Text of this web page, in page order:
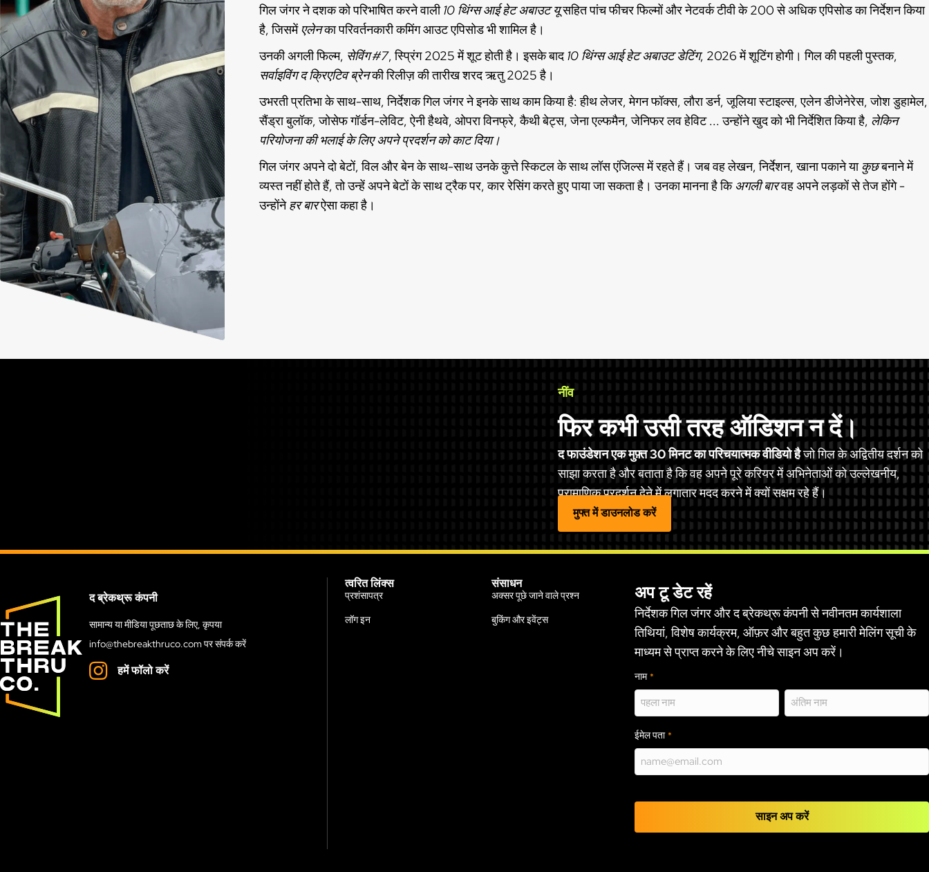
गिल जंगर ने दशक को परिभाषित करने वाली10 थिंग्स आई हेट अबाउट यूसहित पांच फीचर फिल्मों और नेटवर्क टीवी के 200 से अधिक एपिसोड का निर्देशन किया
है, जिसमेंएलेनका परिवर्तनकारी कमिंग आउट एपिसोड भी शामिल है।
उनकी अगली फिल्म, सेविंग #7, स्प्रिंग 2025 में शूट होती है। इसके बाद10 थिंग्स आई हेट अबाउट डेटिंग, 2026 में शूटिंग होगी। गिल की पहली पुस्तक,
सर्वाइविंग द क्रिएटिव ब्रेनकी रिलीज़ की तारीख शरद ऋतु 2025 है।
उभरती प्रतिभा के साथ-साथ, निर्देशक गिल जंगर ने इनके साथ काम किया है: हीथ लेजर, मेगन फॉक्स, लौरा डर्न, जूलिया स्टाइल्स, एलेन डीजेनेरेस, जोश डुहामेल,
सैंड्रा बुलॉक, जोसेफ गॉर्डन-लेविट, ऐनी हैथवे, ओपरा विनफ्रे, कैथी बेट्स, जेना एल्फमैन, जेनिफर लव हेविट ... उन्होंने खुद को भी निर्देशित किया है, लेकिन
परियोजना की भलाई के लिए अपने प्रदर्शन को काट दिया।
गिल जंगर अपने दो बेटों, विल और बेन के साथ-साथ उनके कुत्ते स्किटल के साथ लॉस एंजिल्स में रहते हैं। जब वह लेखन, निर्देशन, खाना पकाने याकुछबनाने में
व्यस्त नहीं होते हैं, तो उन्हें अपने बेटों के साथ ट्रैक पर, कार रेसिंग करते हुए पाया जा सकता है। उनका मानना है कि अगली बारवह अपने लड़कों से तेज होंगे -
उन्होंनेहर बारऐसा कहा है।
नींव
फिर कभी उसी तरह ऑडिशन न दें।
द फाउंडेशन एक मुफ़्त 30 मिनट का परिचयात्मक वीडियो हैजो गिल के अद्वितीय दर्शन को
साझा करता है और बताता है कि वह अपने पूरे करियर में अभिनेताओं को उल्लेखनीय,
प्रामाणिक प्रदर्शन देने में लगातार मदद करने में क्यों सक्षम रहे हैं।
मुफ्त में डाउनलोड करें
द ब्रेकथ्रू कंपनी
सामान्य या मीडिया पूछताछ के लिए, कृपया
info@thebreakthruco.comपर संपर्क करें
हमें फॉलो करें
त्वरित लिंक्स
प्रशंसापत्र
लॉग इन
संसाधन
अक्सर पूछे जाने वाले प्रश्न
बुकिंग और इवेंट्स
अप टू डेट रहें
निर्देशक गिल जंगर और द ब्रेकथ्रू कंपनी से नवीनतम कार्यशाला
तिथियां, विशेष कार्यक्रम, ऑफ़र और बहुत कुछ हमारी मेलिंग सूची के
माध्यम से प्राप्त करने के लिए नीचे साइन अप करें।
नाम *
प्रथम
ईमेल पता *
साइन अप करें